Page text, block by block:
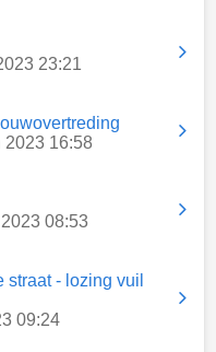
23:21
2023 16:58
08:53
- lozing vuil
09:24